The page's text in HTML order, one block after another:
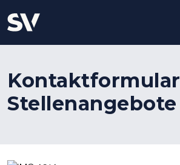
Kontaktformular
Stellenangebote